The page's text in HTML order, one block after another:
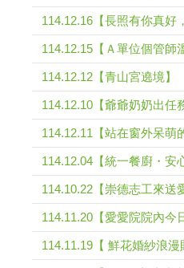
114.12.16【長照有你真好
114.12.15【Ａ單位個管師
114.12.12【青山宮遶境】
114.12.10【爺爺奶奶出任
114.12.11【站在窗外呆萌
114.12.04【統一餐廚・安
114.10.22【崇德志工來送
114.11.20【愛愛院院內今
114.11.19【 鮮花婚紗浪漫